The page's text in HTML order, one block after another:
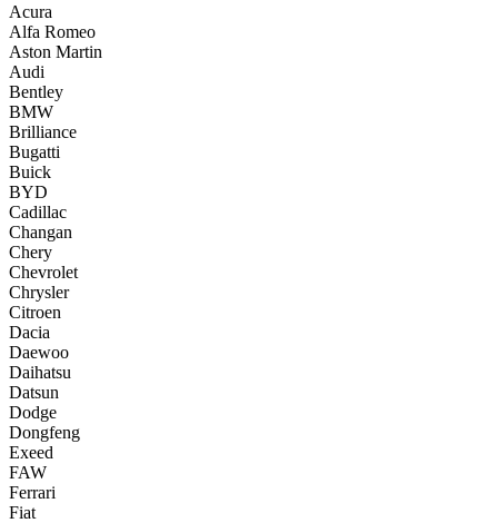
Acura
Alfa Romeo
Aston Martin
Audi
Bentley
BMW
Brilliance
Bugatti
Buick
BYD
Cadillac
Changan
Chery
Chevrolet
Chrysler
Citroen
Dacia
Daewoo
Daihatsu
Datsun
Dodge
Dongfeng
Exeed
FAW
Ferrari
Fiat